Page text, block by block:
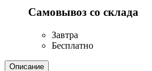
Самовывоз со склада
Завтра
Бесплатно
Описание